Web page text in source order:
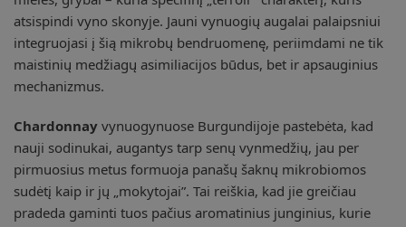
atsispindi vyno skonyje. Jauni vynuogių augalai palaipsniui
integruojasi į šią mikrobų bendruomenę, periimdami ne tik
maistinių medžiagų asimiliacijos būdus, bet ir apsauginius
mechanizmus.
Chardonnay vynuogynuose Burgundijoje pastebėta, kad
nauji sodinukai, augantys tarp senų vynmedžių, jau per
pirmuosius metus formuoja panašų šaknų mikrobiomos
sudėtį kaip ir jų „mokytojai”. Tai reiškia, kad jie greičiau
pradeda gaminti tuos pačius aromatinius junginius, kurie